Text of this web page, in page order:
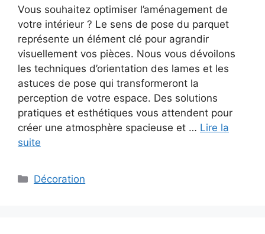
Vous souhaitez optimiser l’aménagement de
votre intérieur ? Le sens de pose du parquet
représente un élément clé pour agrandir
visuellement vos pièces. Nous vous dévoilons
les techniques d’orientation des lames et les
astuces de pose qui transformeront la
perception de votre espace. Des solutions
pratiques et esthétiques vous attendent pour
créer une atmosphère spacieuse et … Lire la
suite
Catégories
Décoration